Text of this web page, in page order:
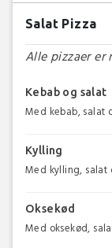
Salat Pizza
Alle pizzaer er
Kebab og salat
Med kebab, salat
Kylling
Med kylling, salat
Oksekød
Med oksekød,